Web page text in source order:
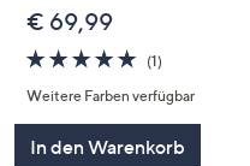
€ 69,99
5.0
von
5
(1)1
Weitere Farben verfügbar
In den Warenkorb